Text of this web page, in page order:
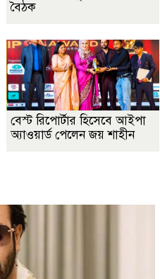
বৈঠক
বেস্ট রিপোর্টার হিসেবে আইপা
অ্যাওয়ার্ড পেলেন জয় শাহীন